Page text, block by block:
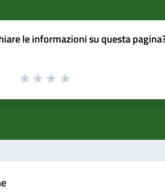
le informazioni su questa